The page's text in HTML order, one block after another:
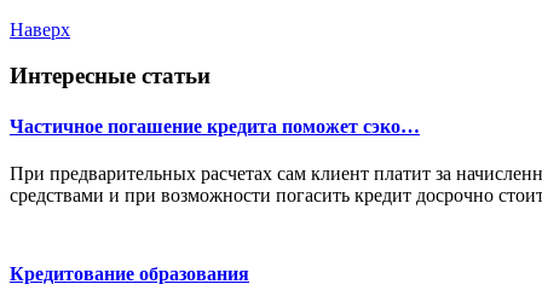
Наверх
Интересные статьи
Частичное погашение кредита поможет сэко…
При предварительных расчетах сам клиент платит за
средствами и при возможности погасить кредит досрочно
Кредитование образования